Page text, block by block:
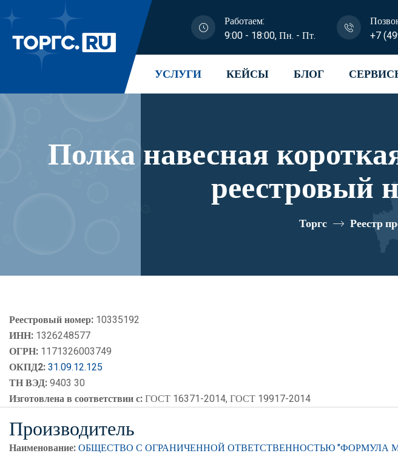
Работаем:
9:00 - 18:00, Пн. - Пт.
+7
УСЛУГИ КЕЙСЫ БЛОГ
Полка навесная
реестровый
Торгс Реестр
Реестровый номер: 10335192
ИНН: 1326248577
ОГРН: 1171326003749
ОКПД2:31.09.12.125
ТН ВЭД:9403 30
Изготовлена в соответствии с:ГОСТ 16371-2014, ГОСТ 19917-2014
Производитель
Наименование:ОБЩЕСТВО С ОГРАНИЧЕННОЙ ОТВЕТСТВЕННОСТЬЮ "ФОРМУЛА